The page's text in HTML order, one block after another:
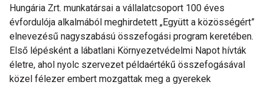
Hungária Zrt. munkatársai a vállalatcsoport 100 éves
évfordulója alkalmából meghirdetett „Együtt a közösségért”
elnevezésű nagyszabású összefogási program keretében.
Első lépésként a lábatlani Környezetvédelmi Napot hívták
életre, ahol nyolc szervezet példaértékű összefogásával
közel félezer embert mozgattak meg a gyerekek